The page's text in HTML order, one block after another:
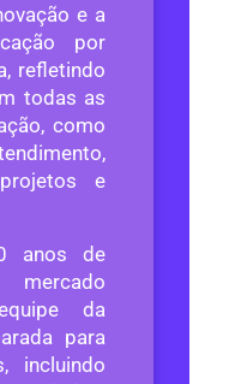
e a
por
refletindo
todas as
como
e
anos de
da
para
incluindo